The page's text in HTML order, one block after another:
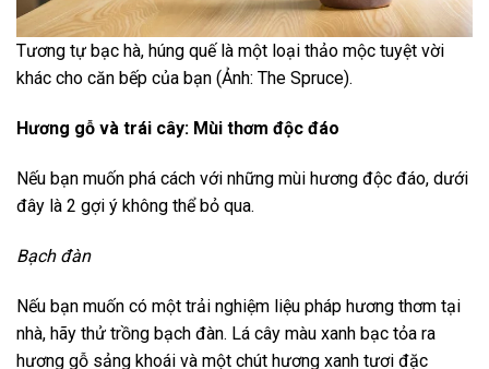
Tương tự bạc hà, húng quế là một loại thảo mộc tuyệt vời
khác cho căn bếp của bạn (Ảnh: The Spruce).
Hương gỗ và trái cây: Mùi thơm độc đáo
Nếu bạn muốn phá cách với những mùi hương độc đáo, dưới
đây là 2 gợi ý không thể bỏ qua.
Bạch đàn
Nếu bạn muốn có một trải nghiệm liệu pháp hương thơm tại
nhà, hãy thử trồng bạch đàn. Lá cây màu xanh bạc tỏa ra
hương gỗ sảng khoái và một chút hương xanh tươi đặc